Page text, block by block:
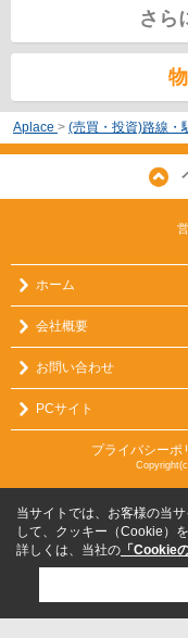
さら
Aplace > (売買・投資)路線・
ホーム
会社概要
お問い合わせ
PCサイト
プライバシーポ
当サイトでは、お客様の当
して、クッキー（Cookie）
詳しくは、当社の 「Cookie